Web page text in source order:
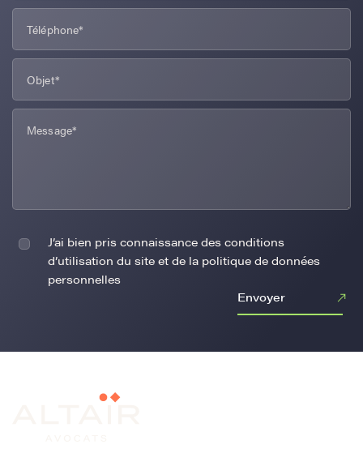
J’ai bien pris connaissance des conditions
d’utilisation du site et de la politique de données
personnelles
Envoyer